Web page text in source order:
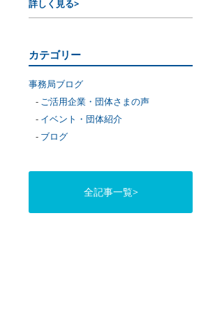
詳しく見る>
カテゴリー
事務局ブログ
ご活用企業・団体さまの声
イベント・団体紹介
ブログ
全記事一覧>